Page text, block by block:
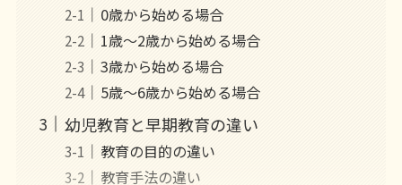
0歳から始める場合
1歳～2歳から始める場合
3歳から始める場合
5歳～6歳から始める場合
幼児教育と早期教育の違い
教育の目的の違い
教育手法の違い